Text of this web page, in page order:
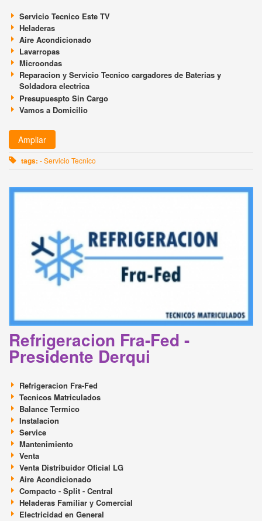
Servicio Tecnico Este TV
Heladeras
Aire Acondicionado
Lavarropas
Microondas
Reparacion y Servicio Tecnico cargadores de Baterias y
Soldadora electrica
Presupuespto Sin Cargo
Vamos a Domicilio
Ampliar
tags: - Servicio Tecnico
Refrigeracion Fra-Fed -
Presidente Derqui
Refrigeracion Fra-Fed
Tecnicos Matriculados
Balance Termico
Instalacion
Service
Mantenimiento
Venta
Venta Distribuidor Oficial LG
Aire Acondicionado
Compacto - Split - Central
Heladeras Familiar y Comercial
Electricidad en General